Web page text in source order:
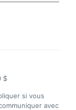
$
si vous
avec